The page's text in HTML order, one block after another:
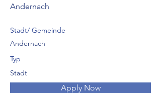
Andernach
Stadt/ Gemeinde
Andernach
Typ
Stadt
Apply Now